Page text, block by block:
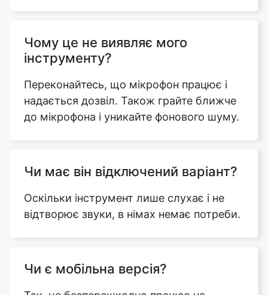
Чому це не виявляє мого
інструменту?
Переконайтесь, що мікрофон працює і
надається дозвіл. Також грайте ближче
до мікрофона і уникайте фонового шуму.
Чи має він відключений варіант?
Оскільки інструмент лише слухає і не
відтворює звуки, в німах немає потреби.
Чи є мобільна версія?